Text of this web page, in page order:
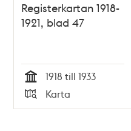
Registerkartan 1918-
1921, blad 47
Tid
1918 till 1933
Typ
Karta